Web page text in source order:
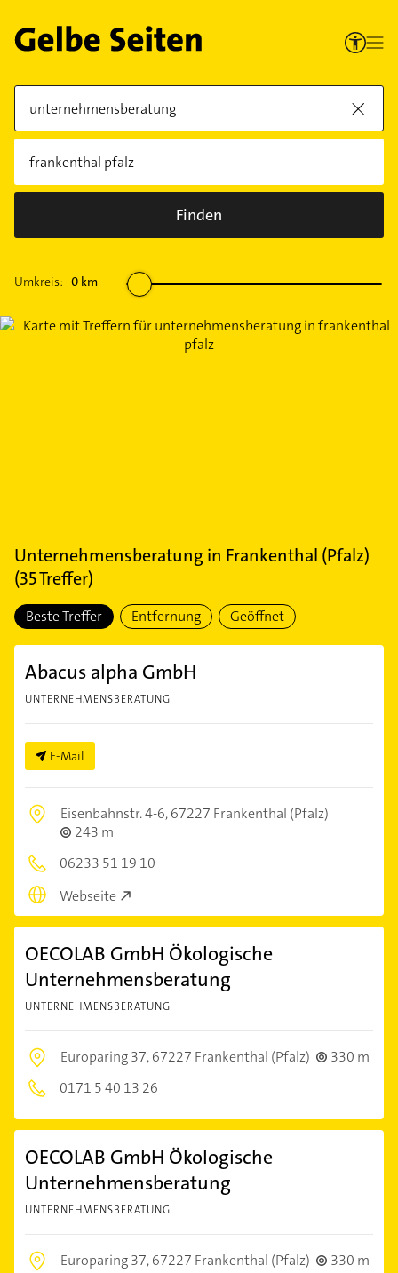
Finden
Umkreis: 0 km
Unternehmensberatung in Frankenthal (Pfalz)
(35Treffer)
Beste Treffer Entfernung Geöffnet
Abacus alpha GmbH
UNTERNEHMENSBERATUNG
E-Mail
Eisenbahnstr. 4-6,67227 Frankenthal (Pfalz)
243 m
06233 51 19 10
Webseite
OECOLAB GmbH Ökologische
Unternehmensberatung
UNTERNEHMENSBERATUNG
Europaring 37,67227 Frankenthal (Pfalz)
330 m
0171 5 40 13 26
OECOLAB GmbH Ökologische
Unternehmensberatung
UNTERNEHMENSBERATUNG
Europaring 37,67227 Frankenthal (Pfalz)
330 m